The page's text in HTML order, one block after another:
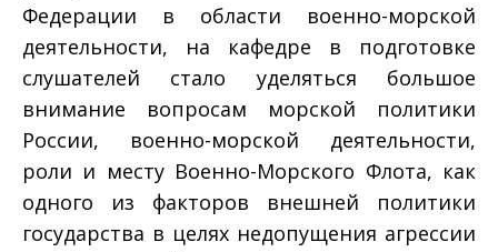
Федерации в области военно-морской
деятельности, на кафедре в подготовке
слушателей стало уделяться большое
внимание вопросам морской политики
России, военно-морской деятельности,
роли и месту Военно-Морского Флота, как
одного из факторов внешней политики
государства в целях недопущения агрессии